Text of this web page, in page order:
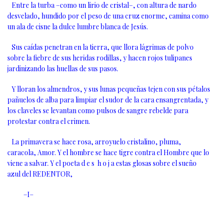
Entre la turba –como un lirio de cristal–, con altura de nardo
desvelado, hundido por el peso de una cruz enorme, camina como
un ala de cisne la dulce lumbre blanca de Jesús.
Sus caídas penetran en la tierra, que llora lágrimas de polvo
sobre la fiebre de sus heridas rodillas, y hacen rojos tulipanes
jardinizando las huellas de sus pasos.
Y lloran los almendros, y sus lunas pequeñas tejen con sus pétalos
pañuelos de alba para limpiar el sudor de la cara ensangrentada, y
los claveles se levantan como pulsos de sangre rebelde para
protestar contra el crimen.
La primavera se hace rosa, arroyuelo cristalino, pluma,
caracola, Amor. Y el hombre se hace tigre contra el Hombre que lo
viene a salvar. Y el poeta d e s h o j a estas glosas sobre el sueño
azul del REDENTOR,
–I–